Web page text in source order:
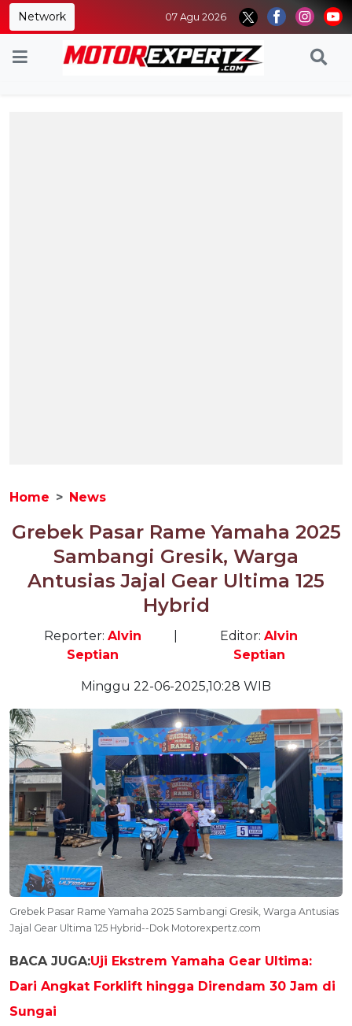
Network 07 Agu 2026
Home News
Grebek Pasar Rame Yamaha 2025
Sambangi Gresik, Warga
Antusias Jajal Gear Ultima 125
Hybrid
Reporter: Alvin
Septian
Editor:Alvin
Septian
Minggu 22-06-2025,10:28 WIB
Grebek Pasar Rame Yamaha 2025 Sambangi Gresik, Warga Antusias
Jajal Gear Ultima 125 Hybrid--Dok Motorexpertz.com
BACA JUGA:Uji Ekstrem Yamaha Gear Ultima:
Dari Angkat Forklift hingga Direndam 30 Jam di
Sungai